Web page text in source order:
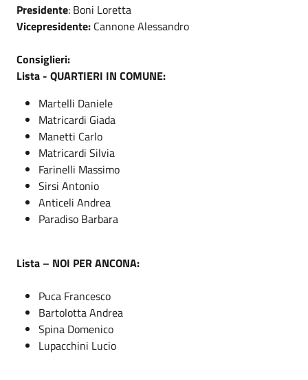
Presidente: Boni Loretta
Vicepresidente: Cannone Alessandro
Consiglieri:
Lista - QUARTIERI IN COMUNE:
Martelli Daniele
Matricardi Giada
Manetti Carlo
Matricardi Silvia
Farinelli Massimo
Sirsi Antonio
Anticeli Andrea
Paradiso Barbara
Lista – NOI PER ANCONA:
Puca Francesco
Bartolotta Andrea
Spina Domenico
Lupacchini Lucio